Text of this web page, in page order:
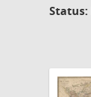
Status: